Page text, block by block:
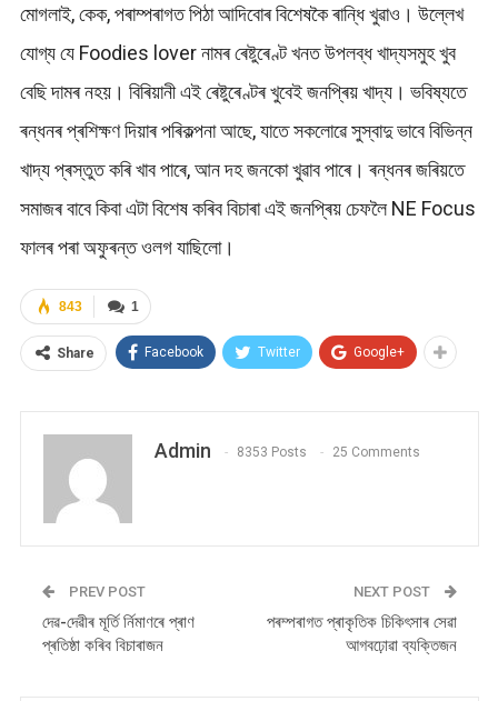
মোগলাই, কেক, পৰাম্পৰাগত পিঠা আদিবোৰ বিশেষকৈ ৰান্ধি খুৱাও। উল্লেখ
যোগ্য যে Foodies lover নামৰ ৰেষ্টুৰেণ্ট খনত উপলব্ধ খাদ্যসমুহ খুব
বেছি দামৰ নহয়। বিৰিয়ানী এই ৰেষ্টুৰেণ্টৰ খুবেই জনপ্ৰিয় খাদ্য। ভবিষ্যতে
ৰন্ধনৰ প্ৰশিক্ষণ দিয়াৰ পৰিকল্পনা আছে, যাতে সকলোৱে সুস্বাদু ভাবে বিভিন্ন
খাদ্য প্ৰস্তুত কৰি খাব পাৰে, আন দহ জনকো খুৱাব পাৰে। ৰন্ধনৰ জৰিয়তে
সমাজৰ বাবে কিবা এটা বিশেষ কৰিব বিচাৰা এই জনপ্ৰিয় চেফলৈ NE Focus
ফালৰ পৰা অফুৰন্ত ওলগ যাছিলো।
1
843
Share Facebook Twitter Google+
Admin 8353 Posts 25 Comments
PREV POST
দেৱ-দেৱীৰ মূৰ্তি ৰ্নিমাণৰে প্ৰাণ
প্ৰতিষ্ঠা কৰিব বিচাৰাজন
NEXT POST
পৰম্পৰাগত প্ৰাকৃতিক চিকিৎসাৰ সেৱা
আগবঢ়োৱা ব্যক্তিজন